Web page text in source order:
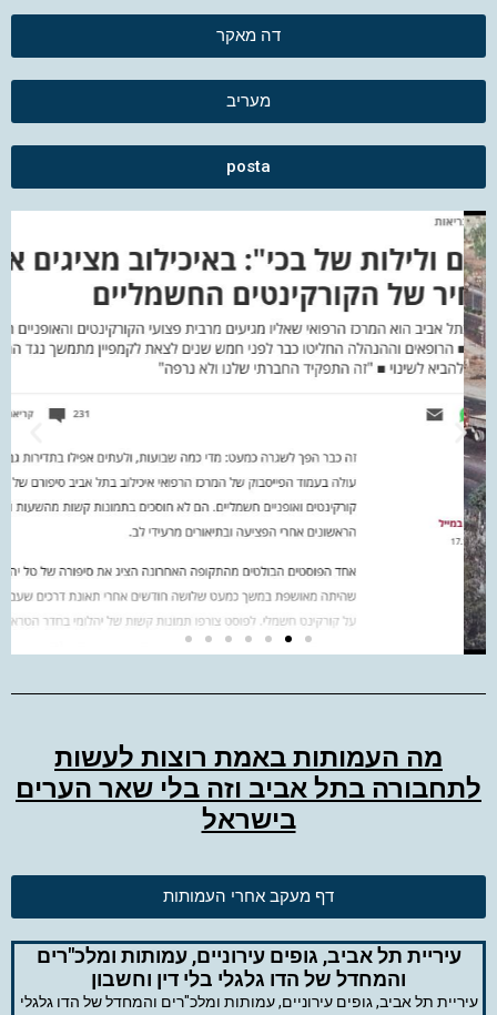
דה מאקר
מעריב
posta
מה העמותות באמת רוצות לעשות
לתחבורה בתל אביב וזה בלי שאר הערים
בישראל
דף מעקב אחרי העמותות
עיריית תל אביב, גופים עירוניים, עמותות ומלכ"רים
והמחדל של הדו גלגלי בלי דין וחשבון
עיריית תל אביב, גופים עירוניים, עמותות ומלכ"רים והמחדל של הדו גלגלי